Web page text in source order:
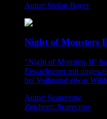
Autor: Stefan Bayer
Night of Monsters
"Night of Monsters II"
Erwachsener mit
bei Vollmond etwas
Autor: Scarecrow
Zeichner: Scarecrow